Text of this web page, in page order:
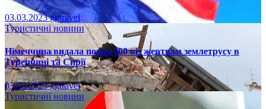
03.03.2023ggtravel
Туристичні новини
Німеччина видала понад 500 віз жертвам землетрусу в
Туреччині та Сирії
03.03.2023ggtravel
Туристичні новини